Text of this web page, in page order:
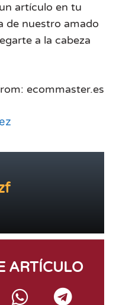
artículo en tu
de nuestro amado
a la cabeza
ecommaster.es
ARTÍCULO